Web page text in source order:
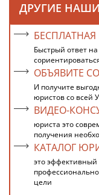
ДРУГИЕ
Быстрый ответ
ОБЪЯВИТЕ
И получите
юристов со всей
ВИДЕО-
юриста это
получения
КАТАЛОГ
это эффективный
цели